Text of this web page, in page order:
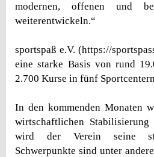
modernen, offenen und
weiterentwickeln.“
sportspaß e.V. (https://
eine starke Basis von rund
2.700 Kurse in fünf
In den kommenden Monaten
wirtschaftlichen
wird der Verein seine
Schwerpunkte sind unter